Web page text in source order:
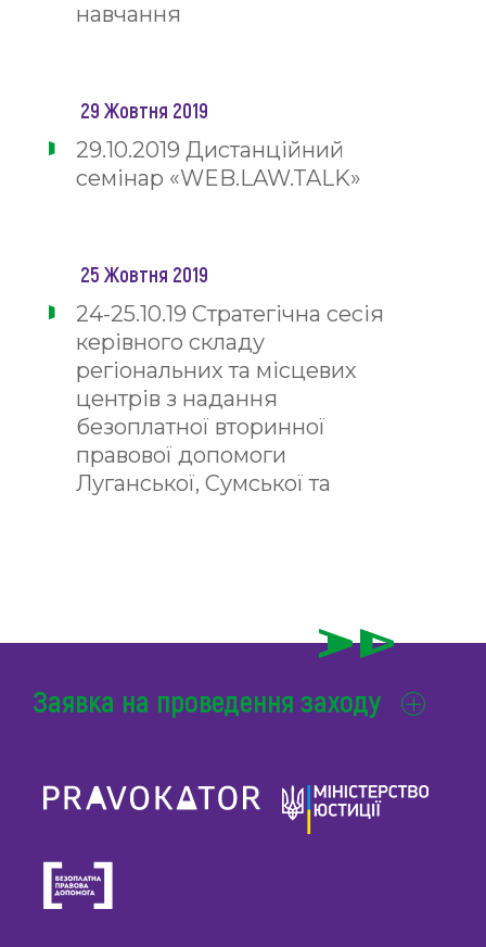
навчання
29 Жовтня 2019
29.10.2019 Дистанційний
семінар «WEB.LAW.TALK»
25 Жовтня 2019
24-25.10.19 Стратегічна сесія
керівного складу
регіональних та місцевих
центрів з надання
безоплатної вторинної
правової допомоги
Луганської, Сумської та
Заявка на проведення заходу